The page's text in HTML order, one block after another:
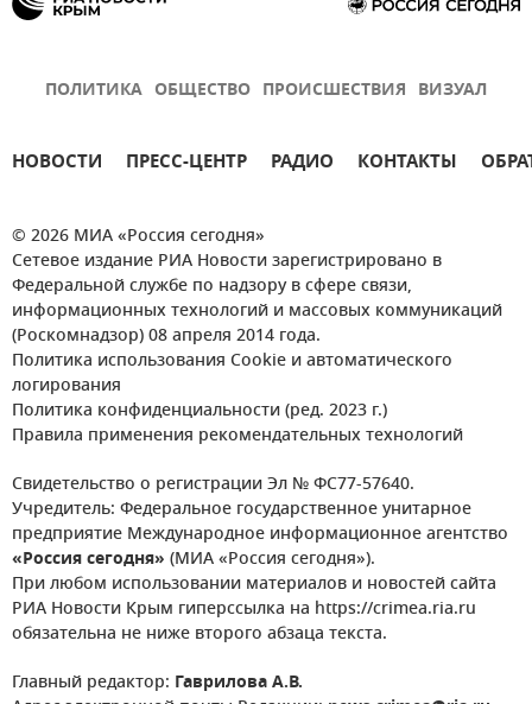
ПОЛИТИКА ОБЩЕСТВО ПРОИСШЕСТВИЯ ВИЗУАЛ
НОВОСТИ ПРЕСС-ЦЕНТР РАДИО КОНТАКТЫ
© 2026 МИА «Россия сегодня»
Сетевое издание РИА Новости зарегистрировано в
Федеральной службе по надзору в сфере связи,
информационных технологий и массовых коммуникаций
(Роскомнадзор) 08 апреля 2014 года.
Политика использования Cookie и автоматического
логирования
Политика конфиденциальности (ред. 2023 г.)
Правила применения рекомендательных технологий
Свидетельство о регистрации Эл № ФС77-57640.
Учредитель: Федеральное государственное унитарное
предприятие Международное информационное агентство
«Россия сегодня» (МИА «Россия сегодня»).
При любом использовании материалов и новостей сайта
РИА Новости Крым гиперссылка на https://crimea.ria.ru
обязательна не ниже второго абзаца текста.
Главный редактор: Гаврилова А.В.